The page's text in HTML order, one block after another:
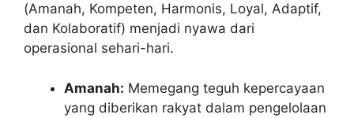
(Amanah, Kompeten, Harmonis, Loyal, Adaptif,
dan Kolaboratif) menjadi nyawa dari
operasional sehari-hari.
Amanah: Memegang teguh kepercayaan
yang diberikan rakyat dalam pengelolaan